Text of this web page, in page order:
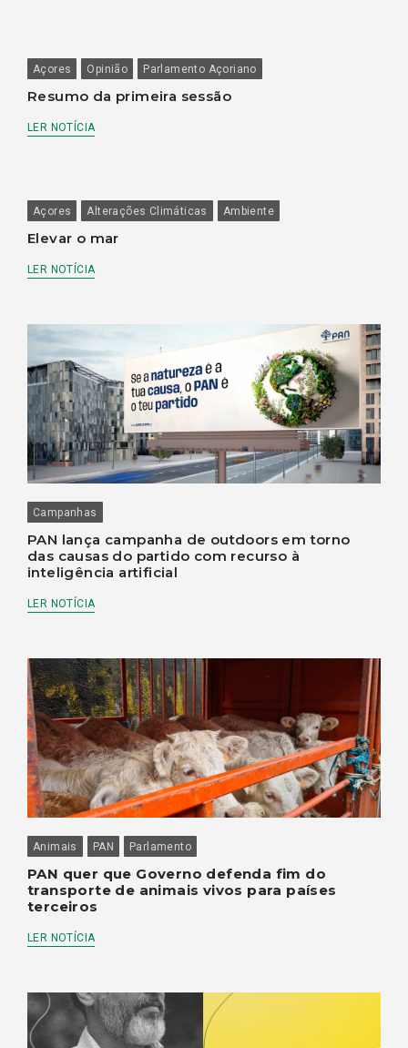
Açores Opinião Parlamento Açoriano
Resumo da primeira sessão
LER NOTÍCIA
Açores Alterações Climáticas Ambiente
Elevar o mar
LER NOTÍCIA
Campanhas
PAN lança campanha de outdoors em torno
das causas do partido com recurso à
inteligência artificial
LER NOTÍCIA
Animais PAN Parlamento
PAN quer que Governo defenda fim do
transporte de animais vivos para países
terceiros
LER NOTÍCIA